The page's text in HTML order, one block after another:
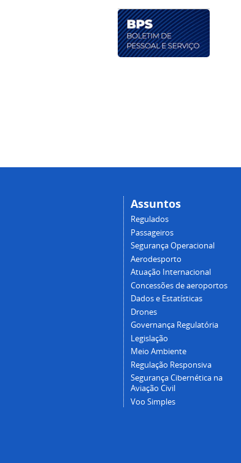
Assuntos
Regulados
Passageiros
Segurança Operacional
Aerodesporto
Atuação Internacional
Concessões de aeroportos
Dados e Estatísticas
Drones
Governança Regulatória
Legislação
Meio Ambiente
Regulação Responsiva
Segurança Cibernética na
Aviação Civil
Voo Simples